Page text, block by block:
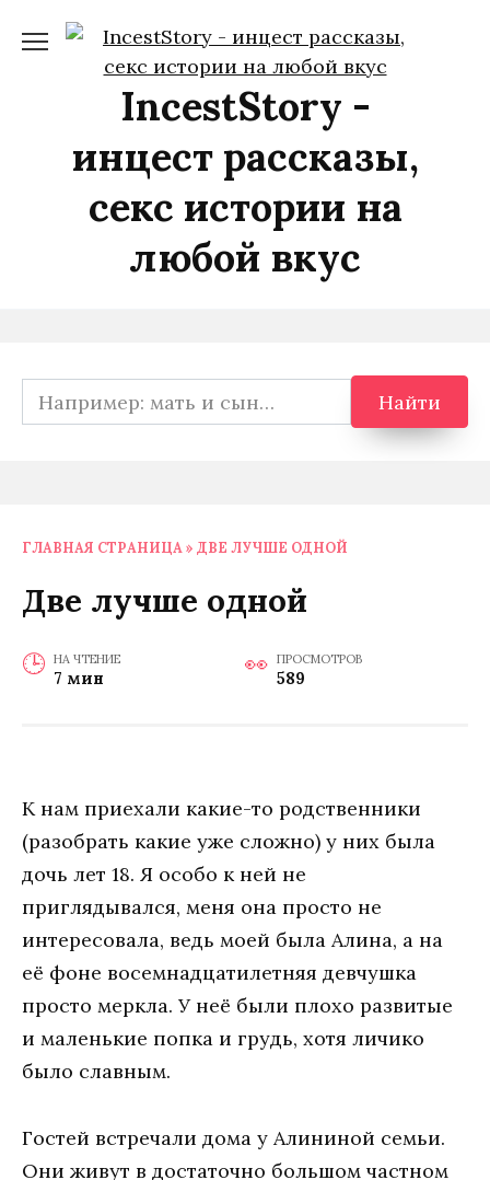
содержанию
IncestStory -
инцест рассказы,
секс истории на
любой вкус
Search
for:
Найти
ГЛАВНАЯ СТРАНИЦА » ДВЕ ЛУЧШЕ ОДНОЙ
Две лучше одной
НА ЧТЕНИЕ
7 мин
ПРОСМОТРОВ
589
К нам приехали какие-то родственники
(разобрать какие уже сложно) у них была
дочь лет 18. Я особо к ней не
приглядывался, меня она просто не
интересовала, ведь моей была Алина, а на
её фоне восемнадцатилетняя девчушка
просто меркла. У неё были плохо развитые
и маленькие попка и грудь, хотя личико
было славным.
Гостей встречали дома у Алининой семьи.
Они живут в достаточно большом частном